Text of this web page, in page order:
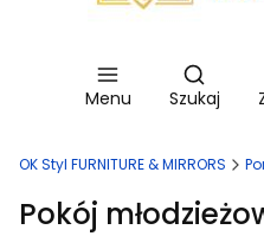
Menu
Otwórz
Szukaj
OK Styl FURNITURE & MIRRORS
Pokój